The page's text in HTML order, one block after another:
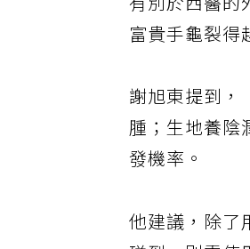
有別於西醫的
富貴手龜裂得
謝旭東提到，
腫；生地養陰
發機率。
他建議，除了